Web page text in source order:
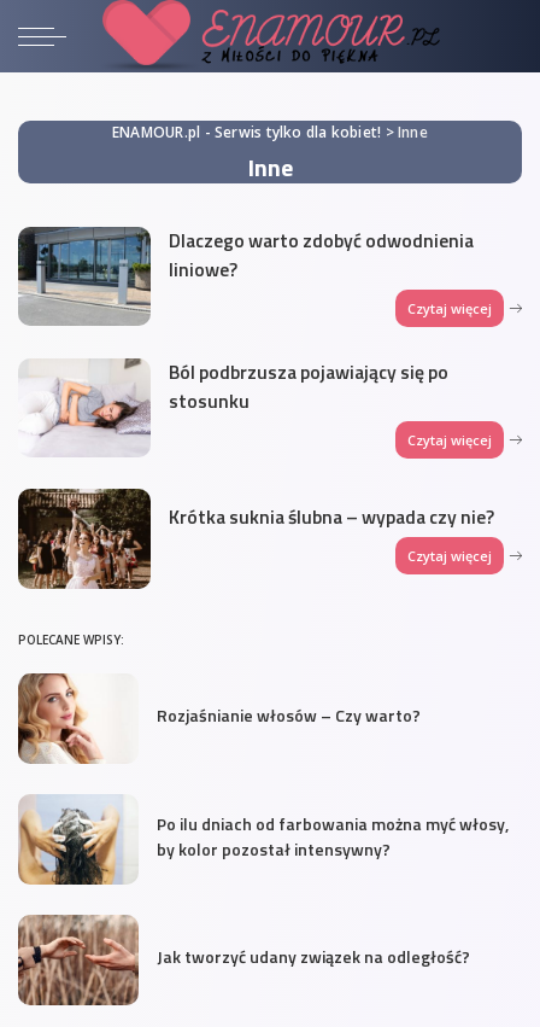
ENAMOUR.pl - Serwis tylko dla kobiet! >Inne
Inne
Dlaczego warto zdobyć odwodnienia
liniowe?
Czytaj więcej
Ból podbrzusza pojawiający się po
stosunku
Czytaj więcej
Krótka suknia ślubna – wypada czy nie?
Czytaj więcej
POLECANE WPISY:
Rozjaśnianie włosów – Czy warto?
Po ilu dniach od farbowania można myć włosy,
by kolor pozostał intensywny?
Jak tworzyć udany związek na odległość?